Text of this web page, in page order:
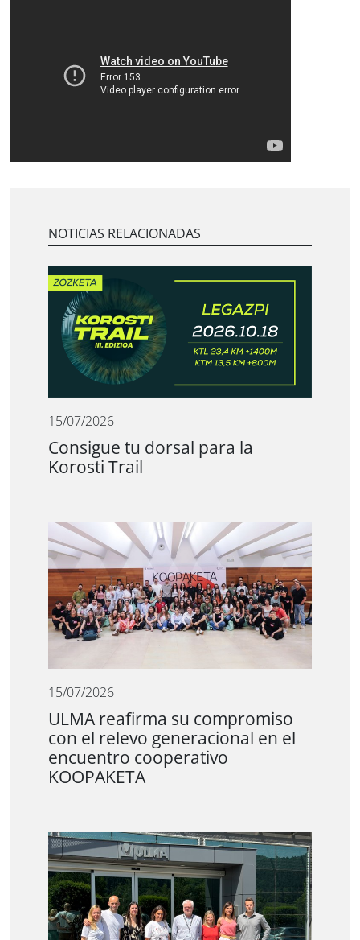
NOTICIAS RELACIONADAS
15/07/2026
Consigue tu dorsal para la
Korosti Trail
15/07/2026
ULMA reafirma su compromiso
con el relevo generacional en el
encuentro cooperativo
KOOPAKETA